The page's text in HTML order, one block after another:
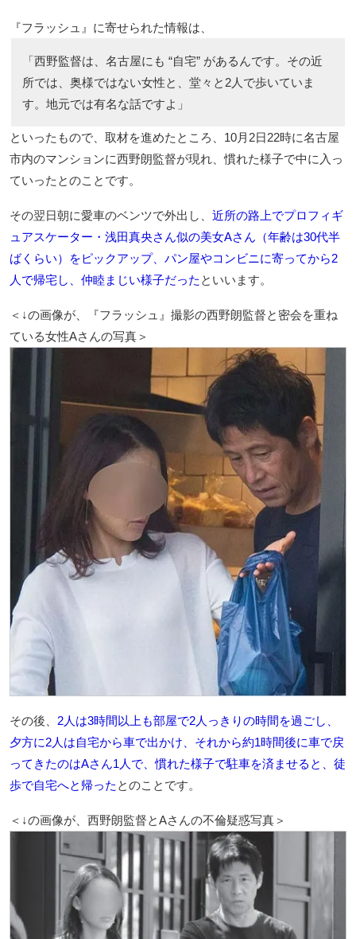
『フラッシュ』に寄せられた情報は、
「西野監督は、名古屋にも “自宅” があるんです。その近
所では、奥様ではない女性と、堂々と2人で歩いていま
す。地元では有名な話ですよ」
といったもので、取材を進めたところ、10月2日22時に名古屋
市内のマンションに西野朗監督が現れ、慣れた様子で中に入っ
ていったとのことです。
その翌日朝に愛車のベンツで外出し、 近所の路上でプロフィギ
ュアスケーター・浅田真央さん似の美女Aさん（年齢は30代半
ばくらい）をピックアップ、パン屋やコンビニに寄ってから2
人で帰宅し、仲睦まじい様子だった といいます。
＜↓の画像が、『フラッシュ』撮影の西野朗監督と密会を重ね
ている女性Aさんの写真＞
その後、 2人は3時間以上も部屋で2人っきりの時間を過ごし、
夕方に2人は自宅から車で出かけ、それから約1時間後に車で戻
ってきたのはAさん1人で、慣れた様子で駐車を済ませると、徒
歩で自宅へと帰った とのことです。
＜↓の画像が、西野朗監督とAさんの不倫疑惑写真＞